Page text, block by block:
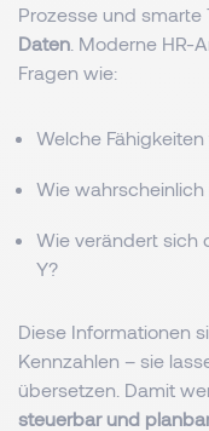
Prozesse und smarte
Daten . Moderne
Fragen wie:
Welche
Wie wahrscheinlich
Wie verändert sich
Y?
Diese Informationen
Kennzahlen – sie
übersetzen. Damit
steuerbar und